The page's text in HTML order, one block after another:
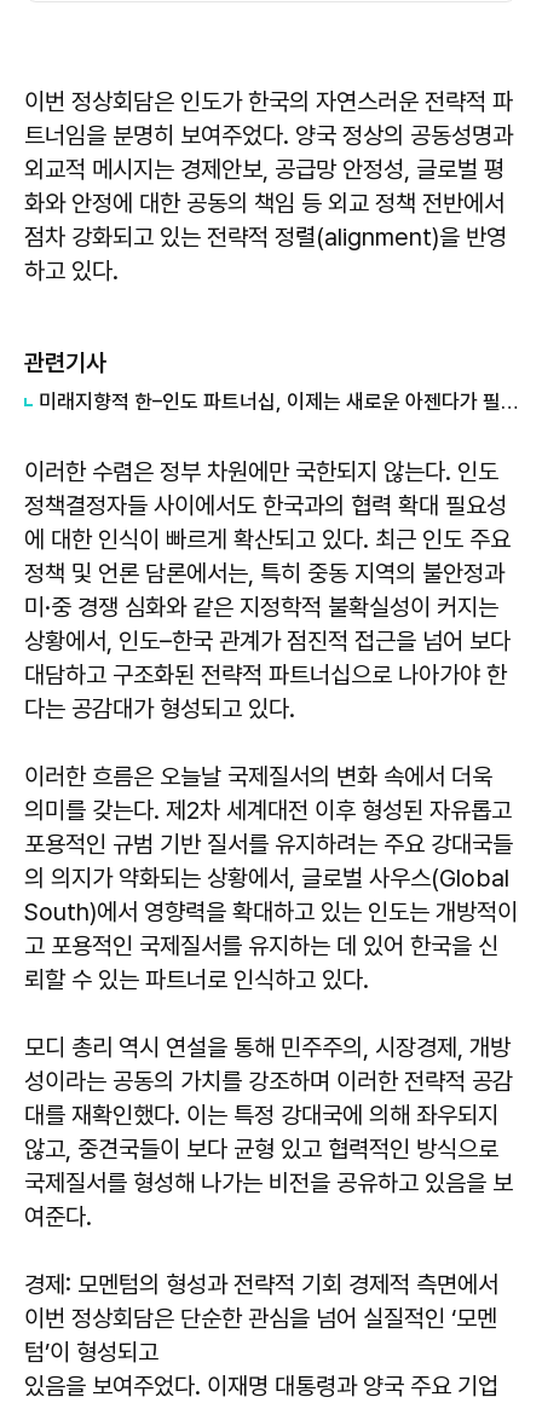
이번 정상회담은 인도가 한국의 자연스러운 전략적 파
트너임을 분명히 보여주었다. 양국 정상의 공동성명과
외교적 메시지는 경제안보, 공급망 안정성, 글로벌 평
화와 안정에 대한 공동의 책임 등 외교 정책 전반에서
점차 강화되고 있는 전략적 정렬(alignment)을 반영
하고 있다.
관련기사
미래지향적 한–인도 파트너십, 이제는 새로운 아젠다가 필요하다
이러한 수렴은 정부 차원에만 국한되지 않는다. 인도
정책결정자들 사이에서도 한국과의 협력 확대 필요성
에 대한 인식이 빠르게 확산되고 있다. 최근 인도 주요
정책 및 언론 담론에서는, 특히 중동 지역의 불안정과
미·중 경쟁 심화와 같은 지정학적 불확실성이 커지는
상황에서, 인도–한국 관계가 점진적 접근을 넘어 보다
대담하고 구조화된 전략적 파트너십으로 나아가야 한
다는 공감대가 형성되고 있다.
이러한 흐름은 오늘날 국제질서의 변화 속에서 더욱
의미를 갖는다. 제2차 세계대전 이후 형성된 자유롭고
포용적인 규범 기반 질서를 유지하려는 주요 강대국들
의 의지가 약화되는 상황에서, 글로벌 사우스(Global
South)에서 영향력을 확대하고 있는 인도는 개방적이
고 포용적인 국제질서를 유지하는 데 있어 한국을 신
뢰할 수 있는 파트너로 인식하고 있다.
모디 총리 역시 연설을 통해 민주주의, 시장경제, 개방
성이라는 공동의 가치를 강조하며 이러한 전략적 공감
대를 재확인했다. 이는 특정 강대국에 의해 좌우되지
않고, 중견국들이 보다 균형 있고 협력적인 방식으로
국제질서를 형성해 나가는 비전을 공유하고 있음을 보
여준다.
경제: 모멘텀의 형성과 전략적 기회 경제적 측면에서
이번 정상회담은 단순한 관심을 넘어 실질적인 ‘모멘
텀’이 형성되고
있음을 보여주었다. 이재명 대통령과 양국 주요 기업